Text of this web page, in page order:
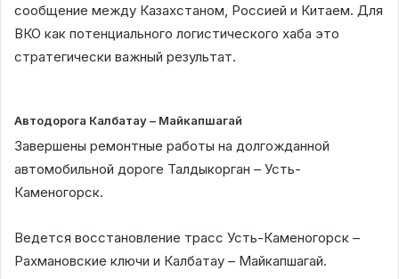
сообщение между Казахстаном, Россией и Китаем. Для
ВКО как потенциального логистического хаба это
стратегически важный результат.
Автодорога Калбатау – Майкапшагай
Завершены ремонтные работы на долгожданной
автомобильной дороге Талдыкорган – Усть-
Каменогорск.
Ведется восстановление трасс Усть-Каменогорск –
Рахмановские ключи и Калбатау – Майкапшагай.